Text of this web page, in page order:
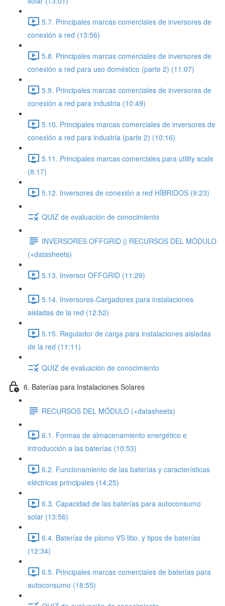
5.7. Principales marcas comerciales de inversores de
conexión a red (13:56)
5.8. Principales marcas comerciales de inversores de
conexión a red para uso doméstico (parte 2) (11:07)
5.9. Principales marcas comerciales de inversores de
conexión a red para industria (10:49)
5.10. Principales marcas comerciales de inversores de
conexión a red para industria (parte 2) (10:16)
5.11. Principales marcas comerciales para utility scale
(8:17)
5.12. Inversores de conexión a red HÍBRIDOS (9:23)
QUIZ de evaluación de conocimiento
INVERSORES OFFGRID || RECURSOS DEL MÓDULO
(+datasheets)
5.13. Inversor OFFGRID (11:29)
5.14. Inversores-Cargadores para instalaciones
aisladas de la red (12:52)
5.15. Regulador de carga para instalaciones aisladas
de la red (11:11)
QUIZ de evaluación de conocimiento
6. Baterías para Instalaciones Solares
RECURSOS DEL MÓDULO (+datasheets)
6.1. Formas de almacenamiento energético e
introducción a las baterías (10:53)
6.2. Funcionamiento de las baterías y características
eléctricas principales (14:25)
6.3. Capacidad de las baterías para autoconsumo
solar (13:56)
6.4. Baterías de plomo VS litio, y tipos de baterías
(12:34)
6.5. Principales marcas comerciales de baterías para
autoconsumo (18:55)